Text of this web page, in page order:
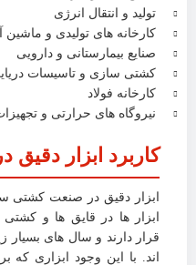
تولید و انتقال انرژی
کارخانه های تولیدی و ماشین
صنایع بیمارستانی و دارویی
کشتی سازی و تاسیسات
کارخانه فولاد
نیروگاه های حرارتی و
کاربرد ابزار
ابزار دقیق در صنعت کشتی
ابزار ها در قایق ها و
قرار دارند و سال های بسیار
اند. با این وجود ابزاری که